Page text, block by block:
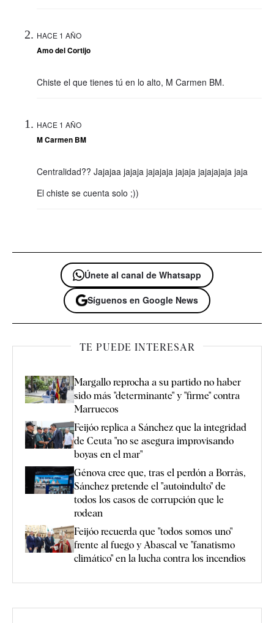
HACE 1 AÑO
Amo del Cortijo
Chiste el que tienes tú en lo alto, M Carmen BM.
HACE 1 AÑO
M Carmen BM
Centralidad?? Jajajaa jajaja jajajaja jajaja jajajajaja jaja
El chiste se cuenta solo ;))
Únete al canal de Whatsapp
Síguenos en Google News
TE PUEDE INTERESAR
Margallo reprocha a su partido no haber
sido más "determinante" y "firme" contra
Marruecos
Feijóo replica a Sánchez que la integridad
de Ceuta "no se asegura improvisando
boyas en el mar"
Génova cree que, tras el perdón a Borràs,
Sánchez pretende el "autoindulto" de
todos los casos de corrupción que le
rodean
Feijóo recuerda que "todos somos uno"
frente al fuego y Abascal ve "fanatismo
climático" en la lucha contra los incendios